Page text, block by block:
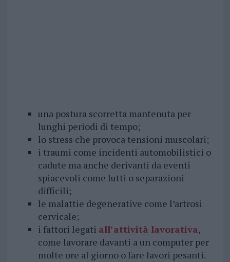
una postura scorretta mantenuta per
lunghi periodi di tempo;
lo stress che provoca tensioni muscolari;
i traumi come incidenti automobilistici o
cadute ma anche derivanti da eventi
spiacevoli come lutti o separazioni
difficili;
le malattie degenerative come l’artrosi
cervicale;
i fattori legati all’attività lavorativa,
come lavorare davanti a un computer per
molte ore al giorno o fare lavori pesanti.